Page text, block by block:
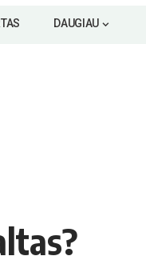
DAUGIAU